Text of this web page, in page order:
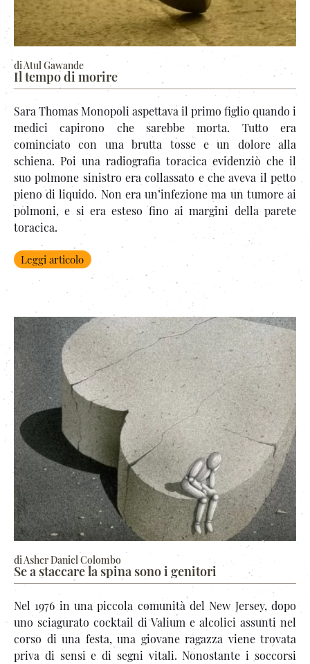
di Atul Gawande
Il tempo di morire
Sara Thomas Monopoli aspettava il primo figlio quando i
medici capirono che sarebbe morta. Tutto era
cominciato con una brutta tosse e un dolore alla
schiena. Poi una radiografia toracica evidenziò che il
suo polmone sinistro era collassato e che aveva il petto
pieno di liquido. Non era un’infezione ma un tumore ai
polmoni, e si era esteso fino ai margini della parete
toracica.
Leggi articolo
di Asher Daniel Colombo
Se a staccare la spina sono i genitori
Nel 1976 in una piccola comunità del New Jersey, dopo
uno sciagurato cocktail di Valium e alcolici assunti nel
corso di una festa, una giovane ragazza viene trovata
priva di sensi e di segni vitali. Nonostante i soccorsi